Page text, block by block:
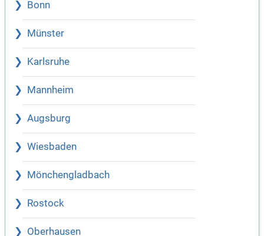
Bonn
Münster
Karlsruhe
Mannheim
Augsburg
Wiesbaden
Mönchengladbach
Rostock
Oberhausen